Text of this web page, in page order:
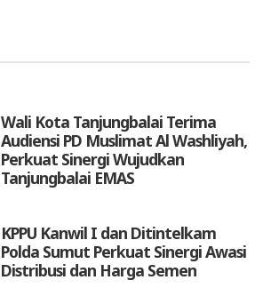
Wali Kota Tanjungbalai Terima
Audiensi PD Muslimat Al Washliyah,
Perkuat Sinergi Wujudkan
Tanjungbalai EMAS
KPPU Kanwil I dan Ditintelkam
Polda Sumut Perkuat Sinergi Awasi
Distribusi dan Harga Semen